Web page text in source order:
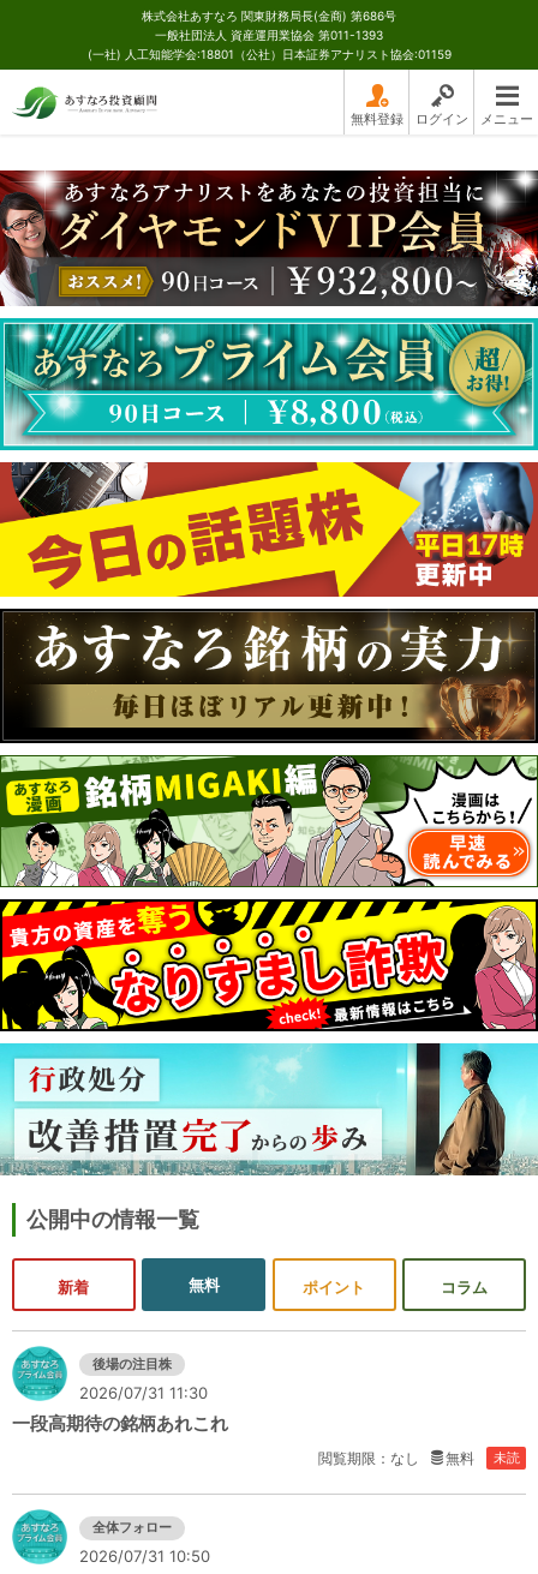
株式会社あすなろ 関東財務局長(金商) 第686号
一般社団法人 資産運用業協会 第011-1393
(一社) 人工知能学会:18801（公社）日本証券アナリスト協会:01159
無料登録 ログイン メニュー
公開中の情報一覧
新着 無料 ポイント コラム
後場の注目株
2026/07/31 11:30
一段高期待の銘柄あれこれ
未読
無料
閲覧期限：なし
全体フォロー
2026/07/31 10:50